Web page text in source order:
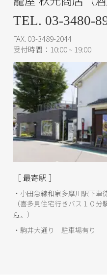
TEL. 03-3480-
FAX. 03-3489-2044
受付時間：10:00 ~ 19:00
［ 最寄駅 ］
・小田急線和泉多摩川駅下車
（喜多見住宅行きバス１０
ら 。 ）
・駒井大通り 駐車場有り